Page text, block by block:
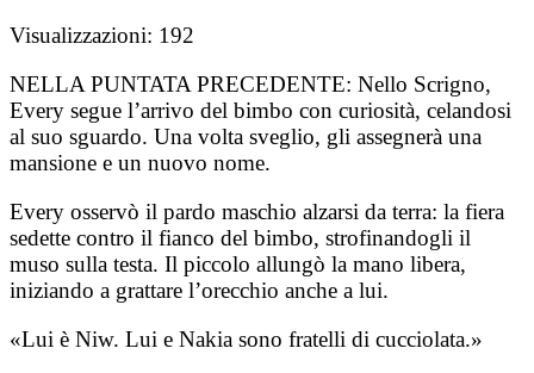
Visualizzazioni: 192
NELLA PUNTATA PRECEDENTE: Nello Scrigno,
Every segue l’arrivo del bimbo con curiosità, celandosi
al suo sguardo. Una volta sveglio, gli assegnerà una
mansione e un nuovo nome.
Every osservò il pardo maschio alzarsi da terra: la fiera
sedette contro il fianco del bimbo, strofinandogli il
muso sulla testa. Il piccolo allungò la mano libera,
iniziando a grattare l’orecchio anche a lui.
«Lui è Niw. Lui e Nakia sono fratelli di cucciolata.»